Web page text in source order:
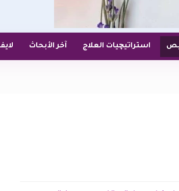
استراتيچيات العلاج آخر الأبحاث